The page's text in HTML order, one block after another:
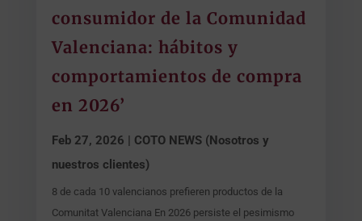
consumidor de la Comunidad
Valenciana: hábitos y
comportamientos de compra
en 2026’
Feb 27, 2026 | COTO NEWS (Nosotros y
nuestros clientes)
8 de cada 10 valencianos prefieren productos de la
Comunitat Valenciana En 2026 persiste el pesimismo